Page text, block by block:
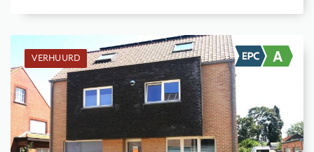
VERHUURD
Verhuurd: Appartement